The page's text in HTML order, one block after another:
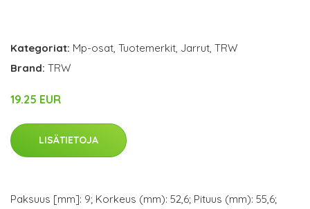
Kategoriat: Mp-osat, Tuotemerkit, Jarrut, TRW
Brand: TRW
19.25 EUR
LISÄTIETOJA
Paksuus [mm]: 9; Korkeus (mm): 52,6; Pituus (mm): 55,6;